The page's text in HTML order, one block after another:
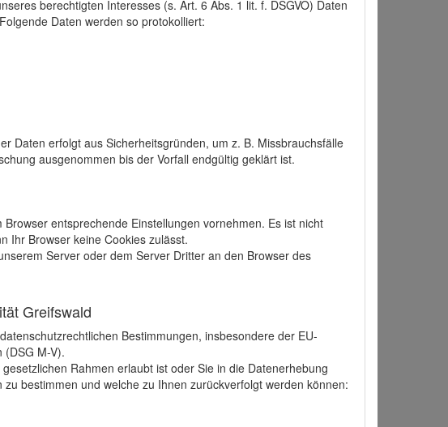
berechtigten Interesses (s. Art. 6 Abs. 1 lit. f. DSGVO) Daten
Daten werden so protokolliert:
Daten erfolgt aus Sicherheitsgründen, um z. B. Missbrauchsfälle
ausgenommen bis der Vorfall endgültig geklärt ist.
entsprechende Einstellungen vornehmen. Es ist nicht
Ihr Browser keine Cookies zulässt.
Server oder dem Server Dritter an den Browser des
Greifswald
Bestimmungen, insbesondere der EU-
(DSG M-V).
Rahmen erlaubt ist oder Sie in die Datenerhebung
bestimmen und welche zu Ihnen zurückverfolgt werden können: